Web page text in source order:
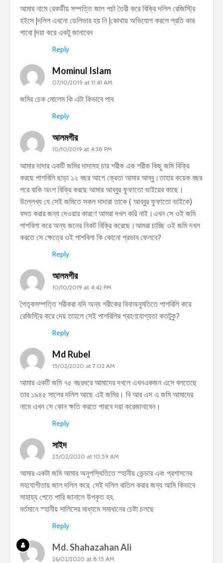
আমার নামে রেকর্ডীয় সম্পত্তি জাল পর্চা তৈরী করে বিক্রি দলিল রেজিস্ট্রি
হইসে |দলিল এখনো ডেলিভার হয় নি |কোথায় অভিযোগ করলে প্রতি কার
পাবো |দয়া করে একটু জানাবেন
Reply
Mominul Islam
07/10/2019 at 11:41 AM
জমির চেক মোলেম কি এটা কিভাবে পাব
Reply
আলমগীর
10/10/2019 at 4:38 PM
আমার দাদার একটি জমির দাদাসহ চার শরীক এক শরীক কিছু জমি বিক্রি
করছে পাশবিলি ছাড়া ১২ বছর আগে ক্রেতা আমার আব্বু।তাহার কয়েক বছর
পরে বাকি অংশ বিক্রি করছে আমার আব্বুর ফুফাতো ভাইয়ের কাছে।
উল্লেখ্য যে সেই জমিতে সকল দাদারা তাকে ( আব্বুর ফুফাতো ভাইকে)
বসত করার জন্য দেওয়ার কারণে আমরা দখল করি নাই।এখন সে ওই জমি
পাশবিলা করে অন্য জনের নিকট বিক্রি করেছে।আমরা চাচ্ছি ওই জমি দখল
করতে সে ক্ষেত্রে ওই পাশবিলা কি কোনো প্রভাব ফেলবে?
Reply
আলমগীর
10/10/2019 at 4:42 PM
পৈতৃকসম্পত্তি শরীকরা যদি অন্য শরীকের বিনাঅনুমতিতে পাশবিলি করে
রেজিস্ট্রি করে দেয় তাহলে সেই পাশবিলির গ্রহণযোগ্যতা কতটুকু?
Reply
Md Rubel
15/02/2020 at 7:02 AM
আমার একটি জমি ৭৫ বছরধরে আমাদের দখলে এখনএকজন এসে বলতেছে
তার ১৯৪৫ সালের দলিল আছে এই জমির। বি আর এস এ জমি আমাদের
নামে এখন সে কোন ক্ষতি করতে পারবে দয়া করেজানাবেন।
Reply
সাইদ
25/02/2020 at 10:59 AM
আমার একটা জমি আমার অনুপস্থিতিতে স্হানীয় ভেন্ডার এবং প্রশাসনের
সহযোগীতায় জাল দলিল করে, সেই দলিল বাতিল করার জন্য আমি কিভাবে
সাহায্য পেতে পারি জানালে উপকৃত হব,
বর্তমানে স্হানীয় সালিসের মাধ্যমে সমাধানের চেষ্টা চলছে
Reply
Md. Shahazahan Ali
26/02/2020 at 8:15 AM